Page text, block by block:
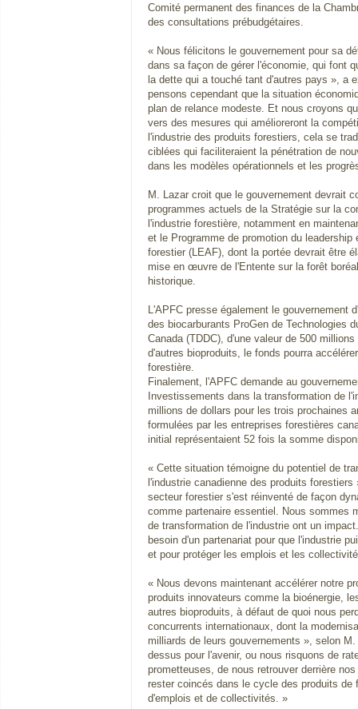
Comité permanent des finances de la
des consultations prébudgétaires.
« Nous félicitons le gouvernement pour sa
dans sa façon de gérer l'économie, qui font
la dette qui a touché tant d'autres pays », a
pensons cependant que la situation
plan de relance modeste. Et nous croyons
vers des mesures qui amélioreront la
l'industrie des produits forestiers, cela se
ciblées qui faciliteraient la pénétration de
dans les modèles opérationnels et les
M. Lazar croit que le gouvernement devrait
programmes actuels de la Stratégie sur la
l'industrie forestière, notamment en
et le Programme de promotion du
forestier (LEAF), dont la portée devrait être
mise en œuvre de l'Entente sur la forêt
historique.
L'APFC presse également le gouvernement
des biocarburants ProGen de Technologies
Canada (TDDC), d'une valeur de 500
d'autres bioproduits, le fonds pourra
forestière.
Finalement, l'APFC demande au
Investissements dans la transformation de
millions de dollars pour les trois prochaines
formulées par les entreprises forestières
initial représentaient 52 fois la somme
« Cette situation témoigne du potentiel de
l'industrie canadienne des produits
secteur forestier s'est réinventé de façon
comme partenaire essentiel. Nous sommes
de transformation de l'industrie ont un
besoin d'un partenariat pour que l'industrie
et pour protéger les emplois et les
« Nous devons maintenant accélérer notre
produits innovateurs comme la bioénergie,
autres bioproduits, à défaut de quoi nous
concurrents internationaux, dont la
milliards de leurs gouvernements », selon
dessus pour l'avenir, ou nous risquons de
prometteuses, de nous retrouver derrière
rester coincés dans le cycle des produits de
d'emplois et de collectivités. »